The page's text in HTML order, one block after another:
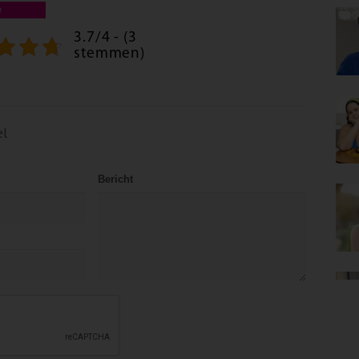
3.7/4 - (3
stemmen)
Bericht